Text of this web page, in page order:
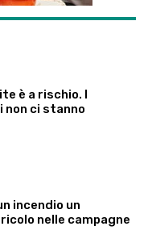
è a rischio. I
non ci stanno
incendio un
nelle campagne